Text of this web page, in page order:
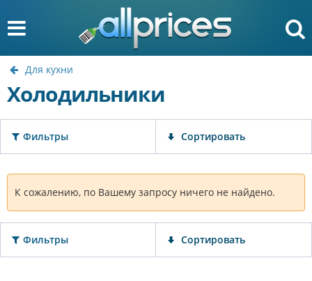
Для кухни
Холодильники
Фильтры Сортировать
К сожалению, по Вашему запросу ничего не найдено.
Фильтры Сортировать